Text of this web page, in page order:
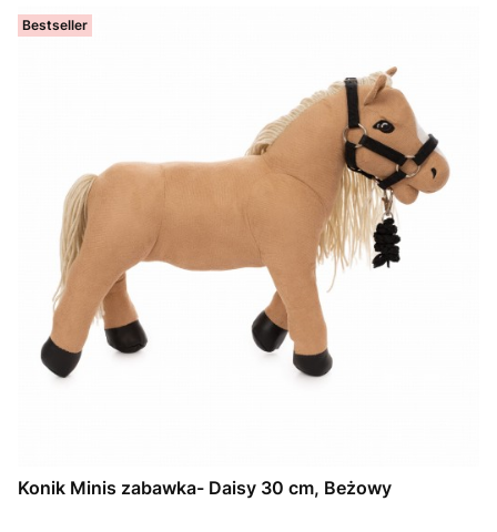
Bestseller
Konik Minis zabawka- Daisy 30 cm, Beżowy